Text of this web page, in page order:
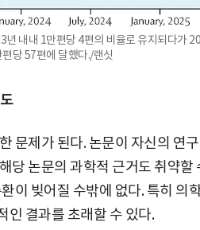
년 내내 1만편당 4편의 비율로 유지되다가
당 57편에 달했다./랜싯
문제가 된다. 논문이 자신의 연
당 논문의 과학적 근거도 취약할
이 빚어질 수밖에 없다. 특히 의
인 결과를 초래할 수 있다.